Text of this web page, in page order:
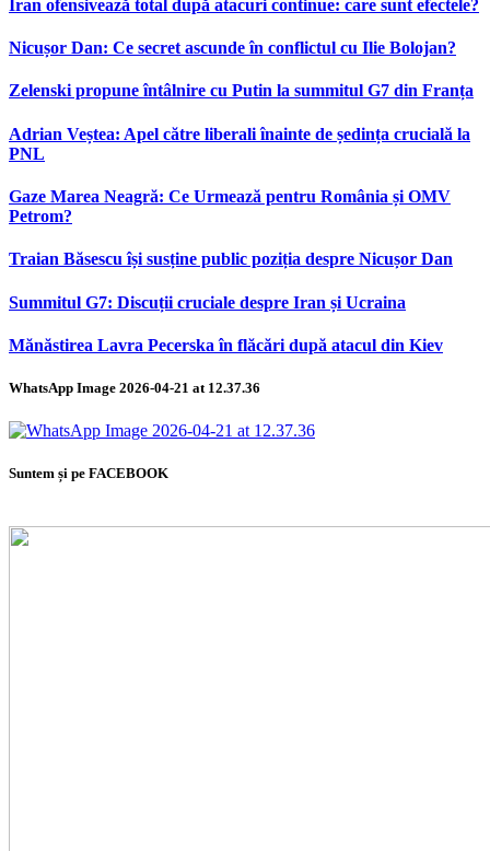
Iran ofensivează total după atacuri continue: care sunt efectele?
Nicușor Dan: Ce secret ascunde în conflictul cu Ilie Bolojan?
Zelenski propune întâlnire cu Putin la summitul G7 din Franța
Adrian Veștea: Apel către liberali înainte de ședința crucială la
PNL
Gaze Marea Neagră: Ce Urmează pentru România și OMV
Petrom?
Traian Băsescu își susține public poziția despre Nicușor Dan
Summitul G7: Discuții cruciale despre Iran și Ucraina
Mănăstirea Lavra Pecerska în flăcări după atacul din Kiev
WhatsApp Image 2026-04-21 at 12.37.36
Suntem și pe FACEBOOK